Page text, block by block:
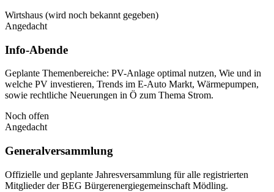
Wirtshaus (wird noch bekannt gegeben)
Angedacht
Info-Abende
Geplante Themenbereiche: PV-Anlage optimal nutzen, Wie und in
welche PV investieren, Trends im E-Auto Markt, Wärmepumpen,
sowie rechtliche Neuerungen in Ö zum Thema Strom.
Noch offen
Angedacht
Generalversammlung
Offizielle und geplante Jahresversammlung für alle registrierten
Mitglieder der BEG Bürgerenergiegemeinschaft Mödling.